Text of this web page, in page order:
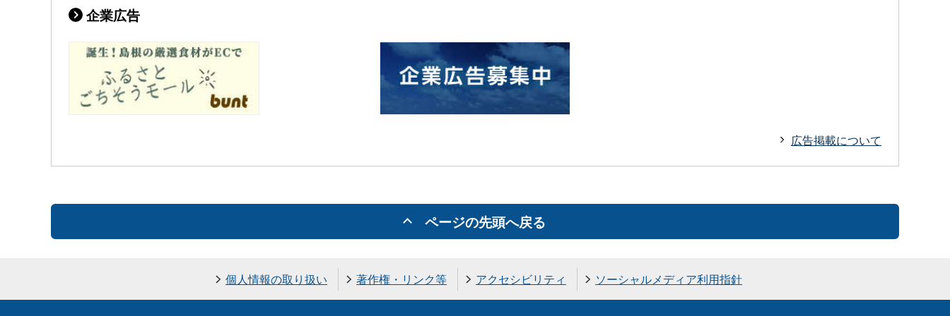
企業広告
広告掲載について
ページの先頭へ戻る
個人情報の取り扱い 著作権・リンク等 アクセシビリティ ソーシャルメディア利用指針